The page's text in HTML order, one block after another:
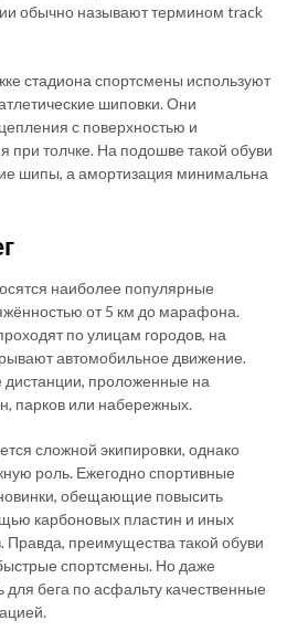
обычно называют термином track
стадиона спортсмены используют
шиповки. Они
с поверхностью и
при толчке. На подошве такой обуви
шипы, а амортизация минимальна
наиболее популярные
от 5 км до марафона.
по улицам городов, на
автомобильное движение.
проложенные на
парков или набережных.
сложной экипировки, однако
роль. Ежегодно спортивные
обещающие повысить
карбоновых пластин и иных
Правда, преимущества такой обуви
спортсмены. Но даже
бега по асфальту качественные